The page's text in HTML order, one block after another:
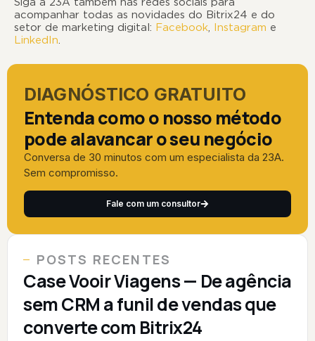
acompanhar todas as novidades do Bitrix24 e do
setor de marketing digital: Facebook, Instagram e
LinkedIn.
DIAGNÓSTICO GRATUITO
Entenda como o nosso método
pode alavancar o seu negócio
Conversa de 30 minutos com um especialista da 23A.
Sem compromisso.
Fale com um consultor
POSTS RECENTES
Case Vooir Viagens — De agência
sem CRM a funil de vendas que
converte com Bitrix24